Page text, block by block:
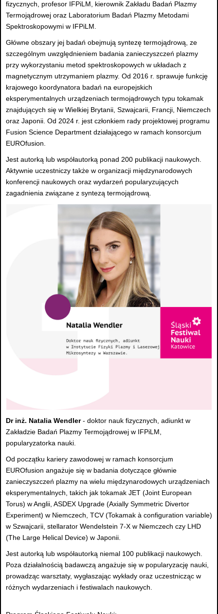
fizycznych, profesor IFPiLM, kierownik Zakładu Badań Plazmy
Termojądrowej oraz Laboratorium Badań Plazmy Metodami
Spektroskopowymi w IFPiLM.
Główne obszary jej badań obejmują syntezę termojądrową, ze
szczególnym uwzględnieniem badania zanieczyszczeń plazmy
przy wykorzystaniu metod spektroskopowych w układach z
magnetycznym utrzymaniem plazmy. Od 2016 r. sprawuje funkcję
krajowego koordynatora badań na europejskich
eksperymentalnych urządzeniach termojądrowych typu tokamak
znajdujących się w Wielkiej Brytanii, Szwajcarii, Francji, Niemczech
oraz Japonii. Od 2024 r. jest członkiem rady projektowej programu
Fusion Science Department działającego w ramach konsorcjum
EUROfusion.
Jest autorką lub współautorką ponad 200 publikacji naukowych.
Aktywnie uczestniczy także w organizacji międzynarodowych
konferencji naukowych oraz wydarzeń popularyzujących
zagadnienia związane z syntezą termojądrową.
Dr inż. Natalia Wendler- doktor nauk fizycznych, adiunkt w
Zakładzie Badań Plazmy Termojądrowej w IFPiLM,
popularyzatorka nauki.
Od początku kariery zawodowej w ramach konsorcjum
EUROfusion angażuje się w badania dotyczące głównie
zanieczyszczeń plazmy na wielu międzynarodowych urządzeniach
eksperymentalnych, takich jak tokamak JET (Joint European
Torus) w Anglii, ASDEX Upgrade (Axially Symmetric Divertor
Experiment) w Niemczech, TCV (Tokamak à configuration variable)
w Szwajcarii, stellarator Wendelstein 7-X w Niemczech czy LHD
(The Large Helical Device) w Japonii.
Jest autorką lub współautorką niemal 100 publikacji naukowych.
Poza działalnością badawczą angażuje się w popularyzację nauki,
prowadząc warsztaty, wygłaszając wykłady oraz uczestnicząc w
różnych wydarzeniach i festiwalach naukowych.